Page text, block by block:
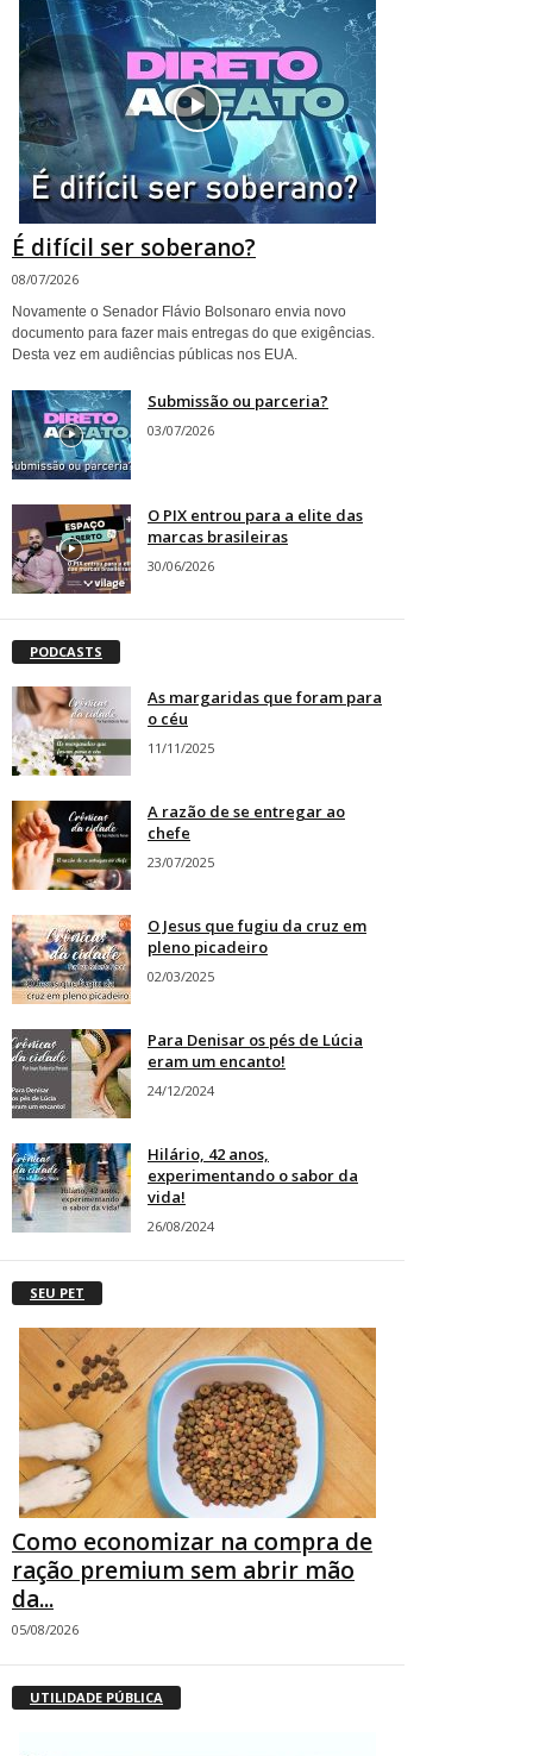
É difícil ser soberano?
08/07/2026
Novamente o Senador Flávio Bolsonaro envia novo
documento para fazer mais entregas do que exigências.
Desta vez em audiências públicas nos EUA.
Submissão ou parceria?
03/07/2026
O PIX entrou para a elite das
marcas brasileiras
30/06/2026
PODCASTS
As margaridas que foram para
o céu
11/11/2025
A razão de se entregar ao
chefe
23/07/2025
O Jesus que fugiu da cruz em
pleno picadeiro
02/03/2025
Para Denisar os pés de Lúcia
eram um encanto!
24/12/2024
Hilário, 42 anos,
experimentando o sabor da
vida!
26/08/2024
SEU PET
Como economizar na compra de
ração premium sem abrir mão
da...
05/08/2026
UTILIDADE PÚBLICA